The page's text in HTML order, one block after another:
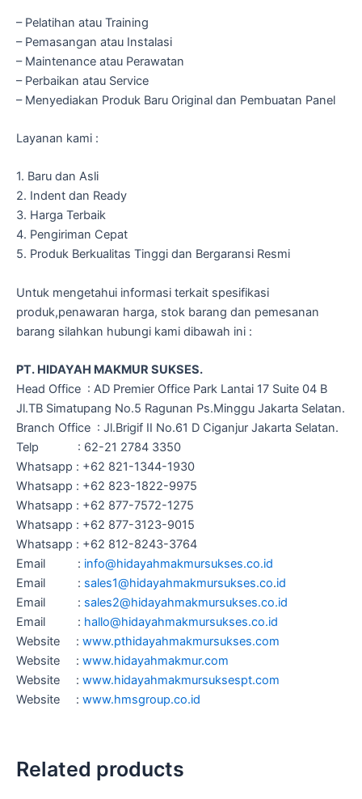
– Pelatihan atau Training
– Pemasangan atau Instalasi
– Maintenance atau Perawatan
– Perbaikan atau Service
– Menyediakan Produk Baru Original dan Pembuatan Panel
Layanan kami :
1. Baru dan Asli
2. Indent dan Ready
3. Harga Terbaik
4. Pengiriman Cepat
5. Produk Berkualitas Tinggi dan Bergaransi Resmi
Untuk mengetahui informasi terkait spesifikasi
produk,penawaran harga, stok barang dan pemesanan
barang silahkan hubungi kami dibawah ini :
PT. HIDAYAH MAKMUR SUKSES.
Head Office : AD Premier Office Park Lantai 17 Suite 04 B
Jl.TB Simatupang No.5 Ragunan Ps.Minggu Jakarta Selatan.
Branch Office : Jl.Brigif II No.61 D Ciganjur Jakarta Selatan.
Telp : 62-21 2784 3350
Whatsapp : +62 821-1344-1930
Whatsapp : +62 823-1822-9975
Whatsapp : +62 877-7572-1275
Whatsapp : +62 877-3123-9015
Whatsapp : +62 812-8243-3764
Email : info@hidayahmakmursukses.co.id
Email : sales1@hidayahmakmursukses.co.id
Email : sales2@hidayahmakmursukses.co.id
Email : hallo@hidayahmakmursukses.co.id
Website : www.pthidayahmakmursukses.com
Website : www.hidayahmakmur.com
Website : www.hidayahmakmursuksespt.com
Website : www.hmsgroup.co.id
Related products